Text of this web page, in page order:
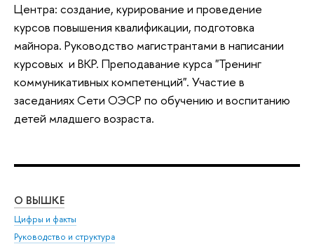
Центра: создание, курирование и проведение
курсов повышения квалификации, подготовка
майнора. Руководство магистрантами в написании
курсовых и ВКР. Преподавание курса "Тренинг
коммуникативных компетенций". Участие в
заседаниях Сети ОЭСР по обучению и воспитанию
детей младшего возраста.
О ВЫШКЕ
Цифры и факты
Руководство и структура